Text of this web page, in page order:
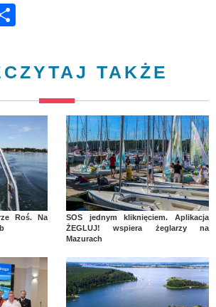
TAKŻE
Roś. Na
SOS jednym kliknięciem. Aplikacja
ŻEGLUJ! wspiera żeglarzy na
Mazurach